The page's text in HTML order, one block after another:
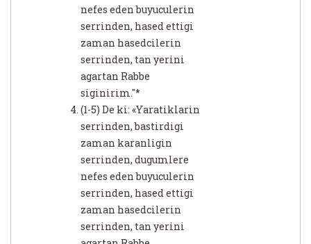
nefes eden buyuculerin
serrinden, hased ettigi
zaman hasedcilerin
serrinden, tan yerini
agartan Rabbe
siginirim."*
(1-5) De ki: «Yaratiklarin
serrinden, bastirdigi
zaman karanligin
serrinden, dugumlere
nefes eden buyuculerin
serrinden, hased ettigi
zaman hasedcilerin
serrinden, tan yerini